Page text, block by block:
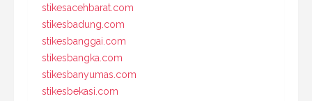
stikesacehbarat.com
stikesbadung.com
stikesbanggai.com
stikesbangka.com
stikesbanyumas.com
stikesbekasi.com